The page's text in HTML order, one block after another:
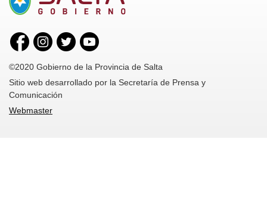
©2020 Gobierno de la Provincia de Salta
Sitio web desarrollado por la Secretaría de Prensa y
Comunicación
Webmaster